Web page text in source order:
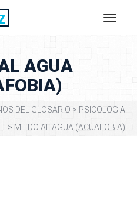
AGUA
DEL GLOSARIO > PSICOLOGIA
> MIEDO AL AGUA (ACUAFOBIA)